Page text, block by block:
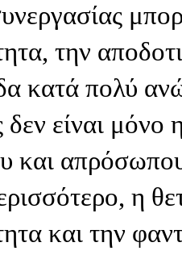
την
κατά πολύ
δεν είναι
και
η
και την